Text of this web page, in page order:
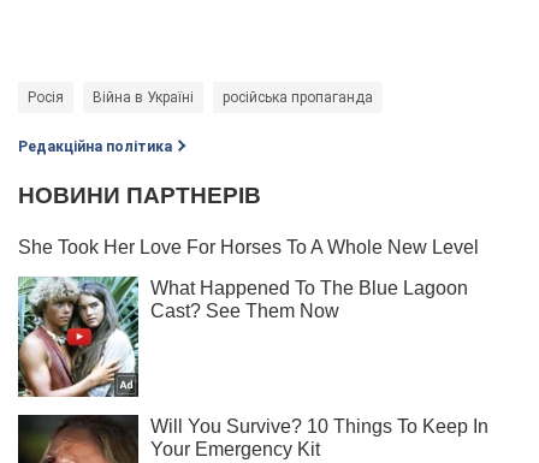
Росія Війна в Україні російська пропаганда
Редакційна політика